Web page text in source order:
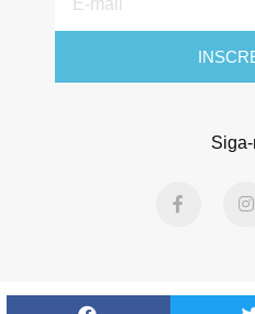
mail
a
o
n
r
Todos os direitos reservados.